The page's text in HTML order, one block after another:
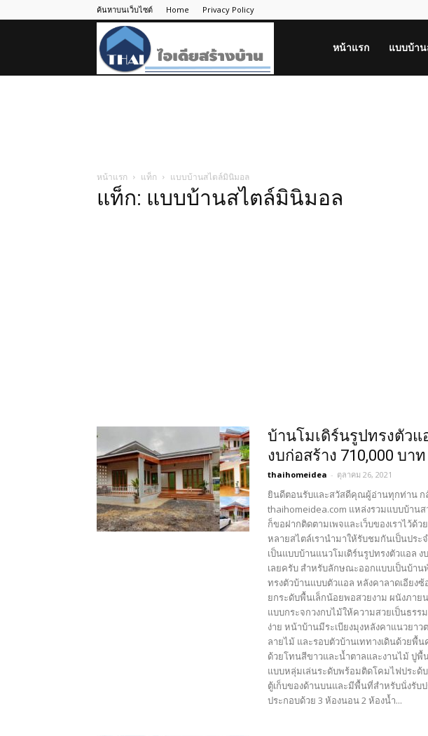
ค้นหาบนเว็บไซต์ Home Privacy Policy
หน้าแรก แบบบ้า
หน้าแรก แท็ก แบบบ้านสไตล์มินิมอล
แท็ก: แบบบ้านสไตล์มินิมอล
บ้านโมเดิร์นรูปทรงตัวแ
งบก่อสร้าง 710,000 บาท
thaihomeidea - ตุลาคม 26, 2021
ยินดีตอนรับและสวัสดีคุณผู้อ่านทุกท่าน ก
thaihomeidea.com แหล่งรวมแบบบ้าน
ก็ขอฝากติดตามเพจและเว็บของเราไว้ด้
หลายสไตล์เรานำมาให้รับชมกันเป็นปร
เป็นแบบบ้านแนวโมเดิร์นรูปทรงตัวแอล
เลยครับ สำหรับลักษณะออกแบบเป็นบ้า
ทรงตัวบ้านแบบตัวแอล หลังคาลาดเอียง
ยกระดับพื้นเล็กน้อยพอสวยงาม ผนังภา
แบบกระจกวงกบไม้ให้ความสวยเป็นธร
ง่าย หน้าบ้านมีระเบียงมุงหลังคาแนวยา
ลายไม้ และรอบตัวบ้านเททางเดินด้วยพื้
ด้วยโทนสีขาวและน้ำตาลและงานไม้ ปูพื้
แบบหลุ่มเล่นระดับพร้อมติดโคมไฟประด้
ตู้เก็บของด้านบนและมีพื้นที่สำหรับนั่งรับ
ประกอบด้วย 3 ห้องนอน 2 ห้องน้ำ...